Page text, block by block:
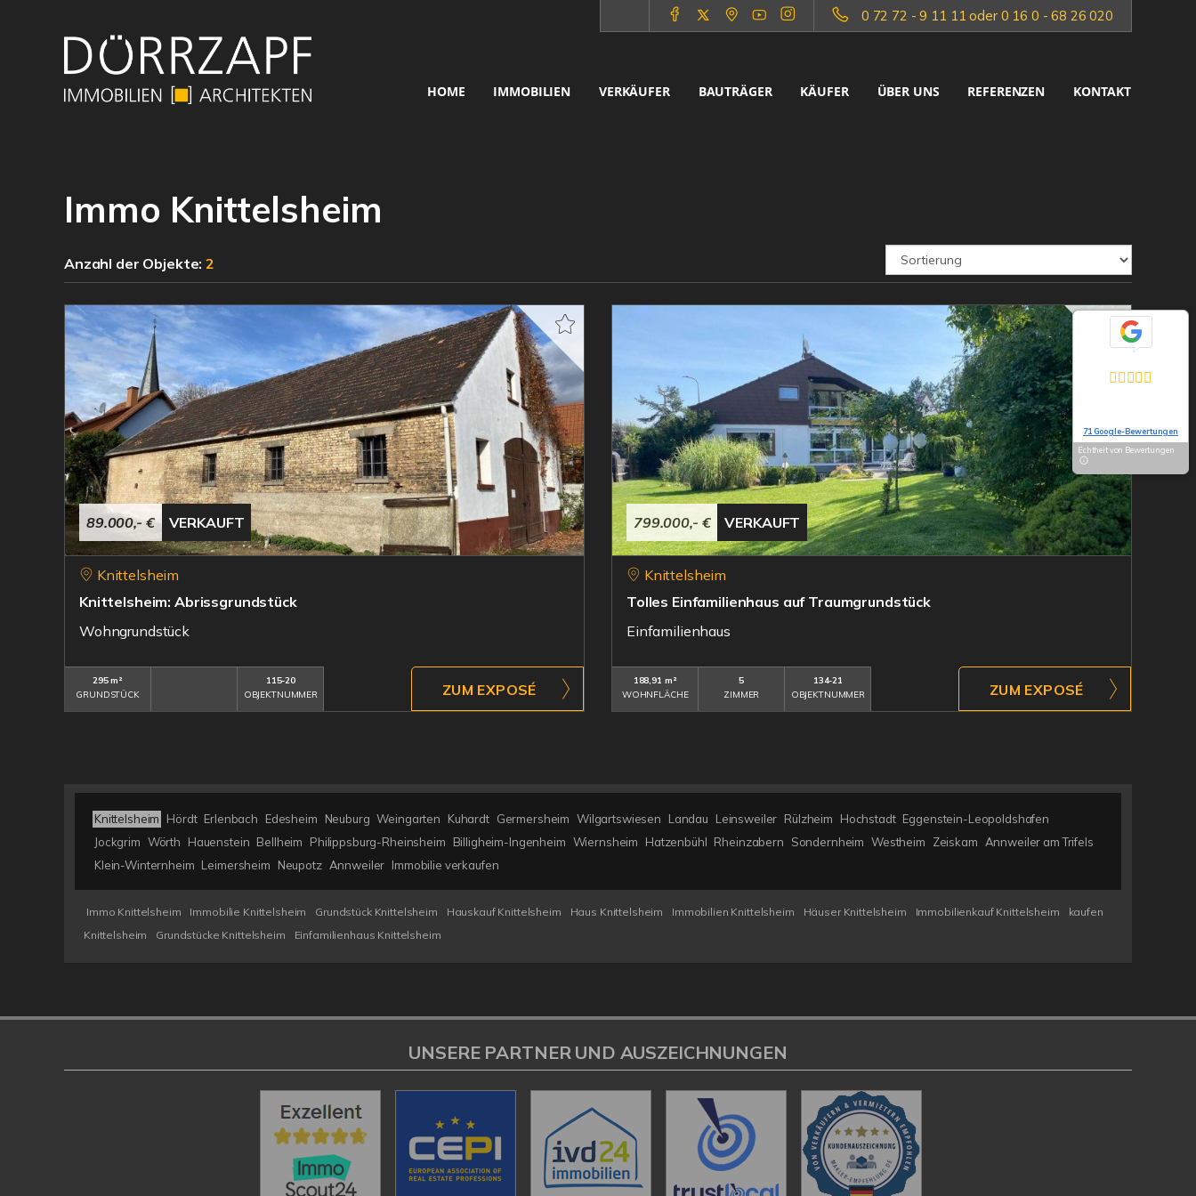
0 72 72 - 9 11 11 oder 0 16 0 - 68 26 020
HOME IMMOBILIEN VERKÄUFER BAUTRÄGER KÄUFER ÜBER UNS REFERENZEN KONTAKT
Immo Knittelsheim
Anzahl der Objekte:2
89.000,- € VERKAUFT
Knittelsheim
Knittelsheim: Abrissgrundstück
Wohngrundstück
295 m²
GRUNDSTÜCK
115-20
OBJEKTNUMMER
ZUM EXPOSÉ
799.000,- € VERKAUFT
Knittelsheim
Tolles Einfamilienhaus auf Traumgrundstück
Einfamilienhaus
188,91 m²
WOHNFLÄCHE
5
ZIMMER
134-21
OBJEKTNUMMER
ZUM EXPOSÉ
Knittelsheim Hördt Erlenbach Edesheim Neuburg Weingarten Kuhardt Germersheim Wilgartswiesen Landau Leinsweiler Rülzheim Hochstadt Eggenstein-Leopoldshafen
Jockgrim Wörth Hauenstein Bellheim Philippsburg-Rheinsheim Billigheim-Ingenheim Wiernsheim Hatzenbühl Rheinzabern Sondernheim Westheim Zeiskam
Annweiler am Trifels
Klein-Winternheim Leimersheim Neupotz Annweiler Immobilie verkaufen
Immo Knittelsheim Immobilie Knittelsheim Grundstück Knittelsheim Hauskauf Knittelsheim Haus Knittelsheim Immobilien Knittelsheim Häuser Knittelsheim Immobilienkauf Knittelsheim
kaufen
Knittelsheim
Grundstücke Knittelsheim Einfamilienhaus Knittelsheim
71 Google-Bewertungen
Echtheit von Bewertungen
UNSERE PARTNER UND AUSZEICHNUNGEN